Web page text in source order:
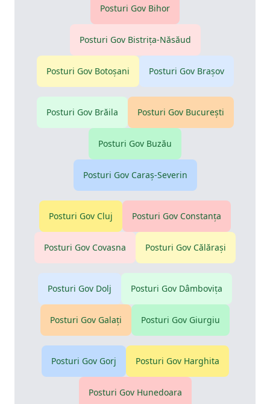
Posturi Gov Bihor
Posturi Gov Bistriţa-Năsăud
Posturi Gov Botoşani Posturi Gov Braşov
Posturi Gov Brăila Posturi Gov Bucureşti
Posturi Gov Buzău
Posturi Gov Caraş-Severin
Posturi Gov Cluj Posturi Gov Constanţa
Posturi Gov Covasna Posturi Gov Călăraşi
Posturi Gov Dolj Posturi Gov Dâmboviţa
Posturi Gov Galaţi Posturi Gov Giurgiu
Posturi Gov Gorj Posturi Gov Harghita
Posturi Gov Hunedoara